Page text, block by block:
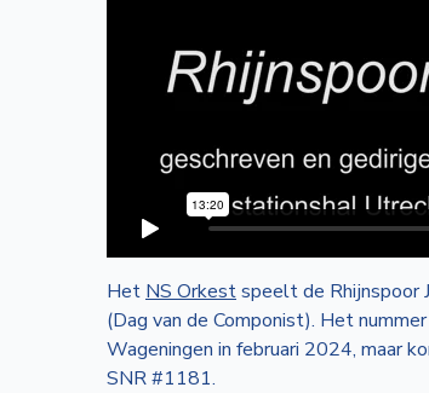
Het NS Orkestspeelt de Rhijnspoor
(Dag van de Componist). Het
Wageningen in februari 2024, maar
SNR #1181.